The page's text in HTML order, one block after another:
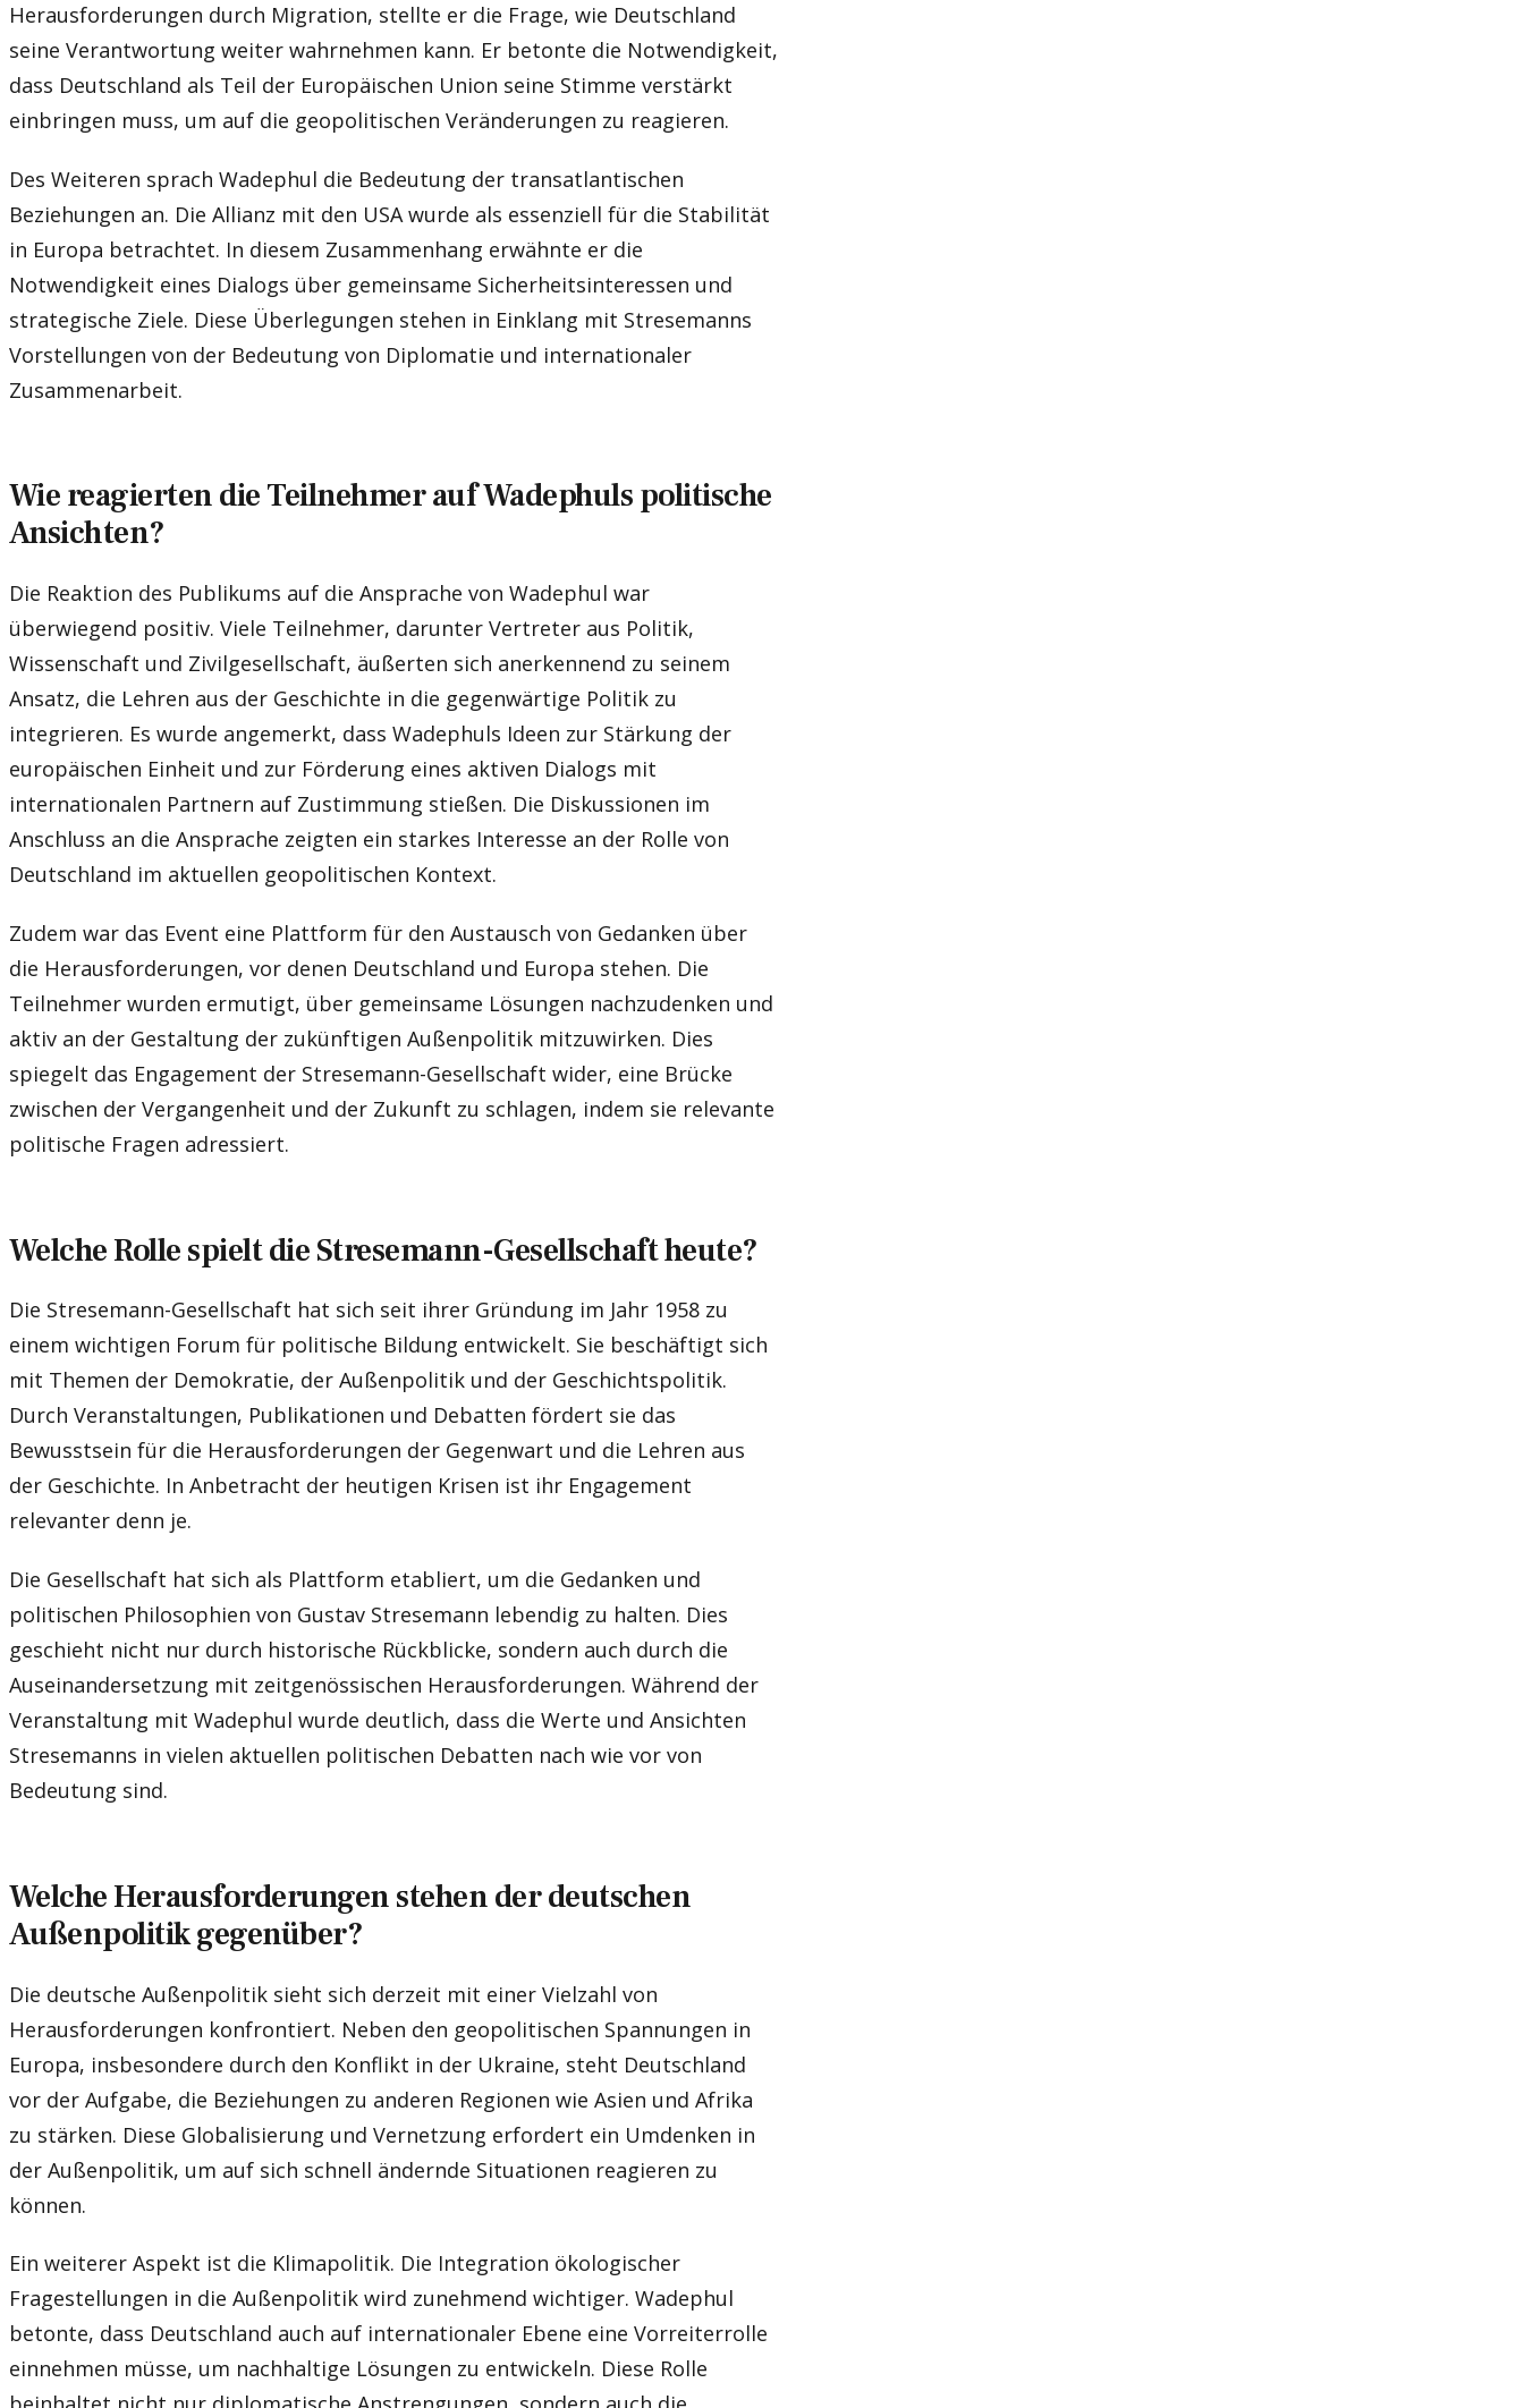
Herausforderungen durch Migration, stellte er die Frage, wie Deutschland
seine Verantwortung weiter wahrnehmen kann. Er betonte die Notwendigkeit,
dass Deutschland als Teil der Europäischen Union seine Stimme verstärkt
einbringen muss, um auf die geopolitischen Veränderungen zu reagieren.
Des Weiteren sprach Wadephul die Bedeutung der transatlantischen
Beziehungen an. Die Allianz mit den USA wurde als essenziell für die Stabilität
in Europa betrachtet. In diesem Zusammenhang erwähnte er die
Notwendigkeit eines Dialogs über gemeinsame Sicherheitsinteressen und
strategische Ziele. Diese Überlegungen stehen in Einklang mit Stresemanns
Vorstellungen von der Bedeutung von Diplomatie und internationaler
Zusammenarbeit.
Wie reagierten die Teilnehmer auf Wadephuls politische
Ansichten?
Die Reaktion des Publikums auf die Ansprache von Wadephul war
überwiegend positiv. Viele Teilnehmer, darunter Vertreter aus Politik,
Wissenschaft und Zivilgesellschaft, äußerten sich anerkennend zu seinem
Ansatz, die Lehren aus der Geschichte in die gegenwärtige Politik zu
integrieren. Es wurde angemerkt, dass Wadephuls Ideen zur Stärkung der
europäischen Einheit und zur Förderung eines aktiven Dialogs mit
internationalen Partnern auf Zustimmung stießen. Die Diskussionen im
Anschluss an die Ansprache zeigten ein starkes Interesse an der Rolle von
Deutschland im aktuellen geopolitischen Kontext.
Zudem war das Event eine Plattform für den Austausch von Gedanken über
die Herausforderungen, vor denen Deutschland und Europa stehen. Die
Teilnehmer wurden ermutigt, über gemeinsame Lösungen nachzudenken und
aktiv an der Gestaltung der zukünftigen Außenpolitik mitzuwirken. Dies
spiegelt das Engagement der Stresemann-Gesellschaft wider, eine Brücke
zwischen der Vergangenheit und der Zukunft zu schlagen, indem sie relevante
politische Fragen adressiert.
Welche Rolle spielt die Stresemann-Gesellschaft heute?
Die Stresemann-Gesellschaft hat sich seit ihrer Gründung im Jahr 1958 zu
einem wichtigen Forum für politische Bildung entwickelt. Sie beschäftigt sich
mit Themen der Demokratie, der Außenpolitik und der Geschichtspolitik.
Durch Veranstaltungen, Publikationen und Debatten fördert sie das
Bewusstsein für die Herausforderungen der Gegenwart und die Lehren aus
der Geschichte. In Anbetracht der heutigen Krisen ist ihr Engagement
relevanter denn je.
Die Gesellschaft hat sich als Plattform etabliert, um die Gedanken und
politischen Philosophien von Gustav Stresemann lebendig zu halten. Dies
geschieht nicht nur durch historische Rückblicke, sondern auch durch die
Auseinandersetzung mit zeitgenössischen Herausforderungen. Während der
Veranstaltung mit Wadephul wurde deutlich, dass die Werte und Ansichten
Stresemanns in vielen aktuellen politischen Debatten nach wie vor von
Bedeutung sind.
Welche Herausforderungen stehen der deutschen
Außenpolitik gegenüber?
Die deutsche Außenpolitik sieht sich derzeit mit einer Vielzahl von
Herausforderungen konfrontiert. Neben den geopolitischen Spannungen in
Europa, insbesondere durch den Konflikt in der Ukraine, steht Deutschland
vor der Aufgabe, die Beziehungen zu anderen Regionen wie Asien und Afrika
zu stärken. Diese Globalisierung und Vernetzung erfordert ein Umdenken in
der Außenpolitik, um auf sich schnell ändernde Situationen reagieren zu
können.
Ein weiterer Aspekt ist die Klimapolitik. Die Integration ökologischer
Fragestellungen in die Außenpolitik wird zunehmend wichtiger. Wadephul
betonte, dass Deutschland auch auf internationaler Ebene eine Vorreiterrolle
einnehmen müsse, um nachhaltige Lösungen zu entwickeln. Diese Rolle